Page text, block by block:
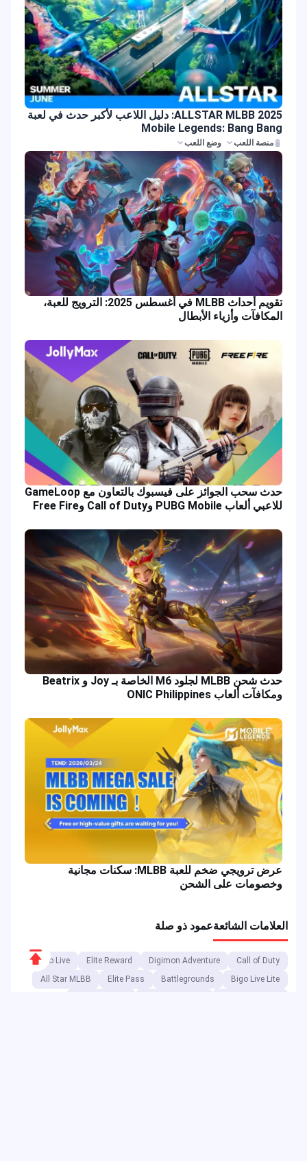
ALLSTAR MLBB 2025: دليل اللاعب لأكبر حدث في لعبة
Mobile Legends: Bang Bang
منصة اللعب وضع اللعب
تقويم أحداث MLBB في أغسطس 2025: الترويج للعبة،
المكافآت وأزياء الأبطال
حدث سحب الجوائز على فيسبوك بالتعاون مع GameLoop
للاعبي ألعاب PUBG Mobile وCall of Duty وFree Fire
حدث شحن MLBB لجلود M6 الخاصة بـ Joy و Beatrix
ومكافآت ألعاب ONIC Philippines
عرض ترويجي ضخم للعبة MLBB: سكنات مجانية
وخصومات على الشحن
العلامات الشائعةعمود ذو صلة
Call of Duty
Digimon Adventure
Elite Reward
Bigo Live
Bigo Live Lite
Battlegrounds
Elite Pass
All Star MLBB
Scroll